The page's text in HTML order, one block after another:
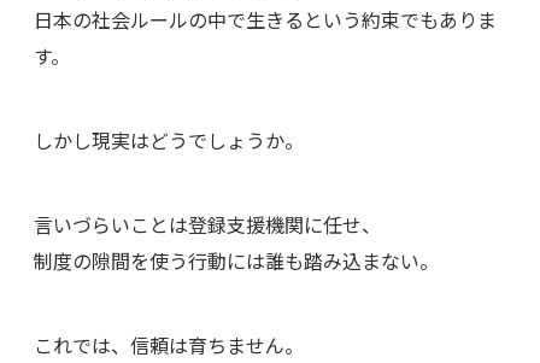
日本の社会ルールの中で生きるという約束でもありま
す。
しかし現実はどうでしょうか。
言いづらいことは登録支援機関に任せ、
制度の隙間を使う行動には誰も踏み込まない。
これでは、信頼は育ちません。